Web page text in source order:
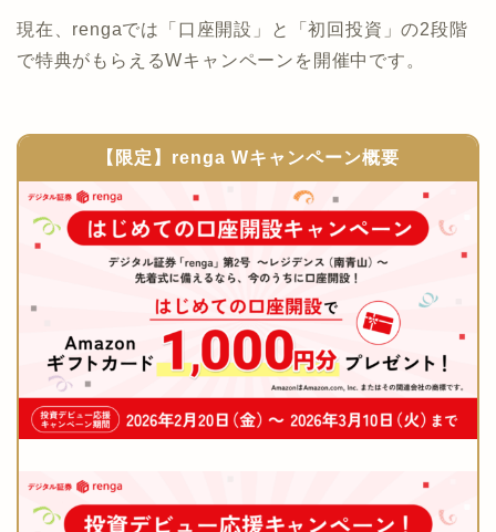
現在、rengaでは「口座開設」と「初回投資」の2段階
で特典がもらえるWキャンペーンを開催中です。
【限定】renga Wキャンペーン概要